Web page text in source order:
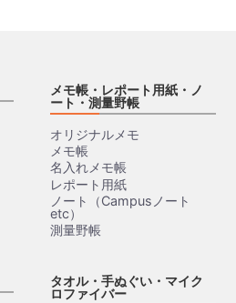
メモ帳・レポート用紙・ノ
ート・測量野帳
オリジナルメモ
メモ帳
名入れメモ帳
レポート用紙
ノート（Campusノート
etc）
測量野帳
タオル・手ぬぐい・マイク
ロファイバー